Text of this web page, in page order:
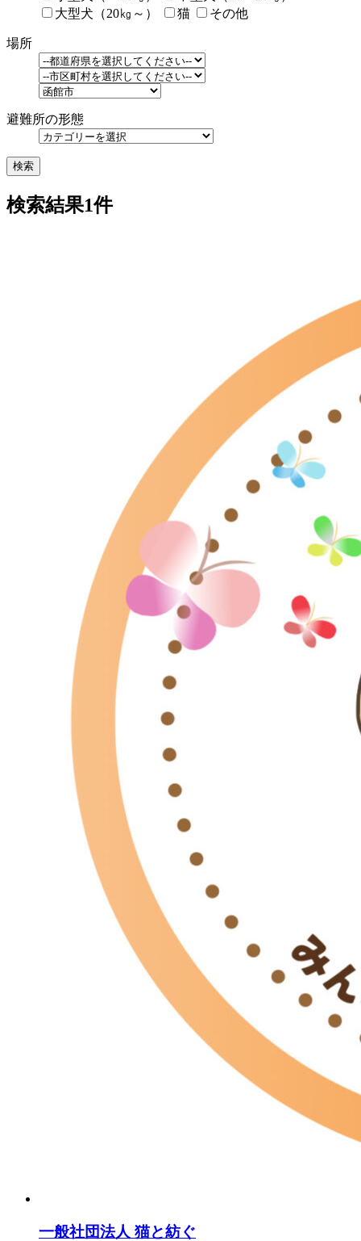
大型犬（20㎏～）
猫 その他
場所
避難所の形態
検索
検索結果1件
一般社団法人 猫と紡ぐ